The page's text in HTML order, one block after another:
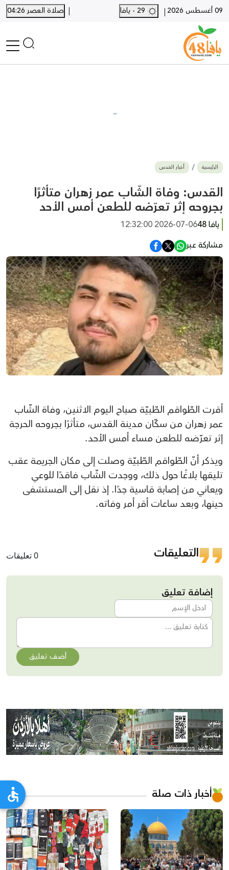
09 أغسطس 2026 |
| صلاة العصر 04:26
بيع وشراء
أخبار القدس
وفيات
المزيد
ارسل خبر
الرئيسية أخبار القدس
القدس: وفاة الشّاب عمر زهران متأثرًا
بجروحه إثر تعرّضه للطعن أمس الأحد
يافا 48
2026-07-06 12:32:00
مشاركة عبر
أقرت الطّواقم الطّبيّة صباح اليوم الاثنين، وفاة الشّاب
عمر زهران من سكّان مدينة القدس، متأثرًا بجروحه الحرجة
إثر تعرّضه للطعن مساء أمس الأحد.
ويذكر أنّ الطّواقم الطّبيّة وصلت إلى مكان الجريمة عقب
تليقها بلاغًا حول ذلك، ووجدت الشّاب فاقدًا للوعي
ويعاني من إصابة قاسية جدًا. إذ نقل إلى المستشفى
حينها، وبعد ساعات أقر أمر وفاته.
التعليقات 0 تعليقات
إضافة تعليق
أضف تعليق
أخبار ذات صلة